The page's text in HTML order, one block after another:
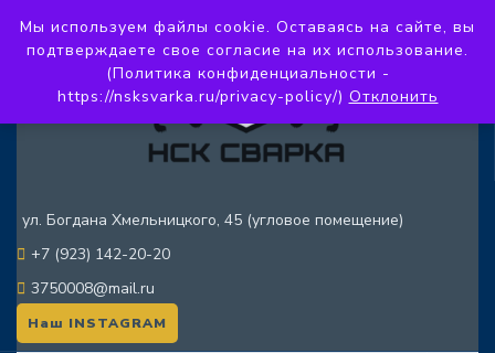
ул. Богдана Хмельницкого, 45 (угловое помещение)
+7 (923) 142-20-20
3750008@mail.ru
Наш INSTAGRAM
Мы используем файлы cookie. Оставаясь на сайте, вы
подтверждаете свое согласие на их использование.
(Политика конфиденциальности -
https://nsksvarka.ru/privacy-policy/) Отклонить